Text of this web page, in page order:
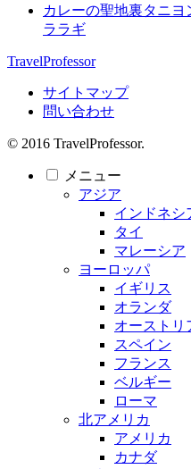
カレーの聖地裏タニヨ
ララギ
TravelProfessor
サイトマップ
問い合わせ
© 2016 TravelProfessor.
メニュー
アジア
インドネシ
タイ
マレーシア
ヨーロッパ
イギリス
オランダ
オーストリ
スペイン
フランス
ベルギー
ローマ
北アメリカ
アメリカ
カナダ